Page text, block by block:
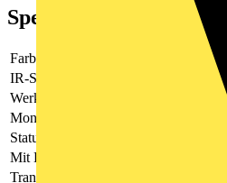
Spezifikationen
Farbe
IR-Sensor
Werkstoff
Montageart
Status-LED
Mit Display
Transparent